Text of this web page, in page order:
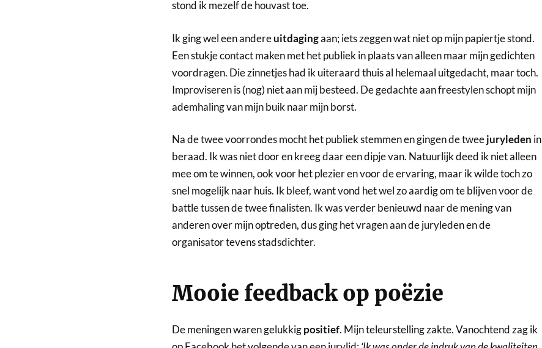
stond ik mezelf de houvast toe.
Ik ging wel een andereuitdagingaan; iets zeggen wat niet op mijn papiertje stond.
Een stukje contact maken met het publiek in plaats van alleen maar mijn gedichten
voordragen. Die zinnetjes had ik uiteraard thuis al helemaal uitgedacht, maar toch.
Improviseren is (nog) niet aan mij besteed. De gedachte aan freestylen schopt mijn
ademhaling van mijn buik naar mijn borst.
Na de twee voorrondes mocht het publiek stemmen en gingen de tweejuryleden in
beraad. Ik was niet door en kreeg daar een dipje van. Natuurlijk deed ik niet alleen
mee om te winnen, ook voor het plezier en voor de ervaring, maar ik wilde toch zo
snel mogelijk naar huis. Ik bleef, want vond het wel zo aardig om te blijven voor de
battle tussen de twee finalisten. Ik was verder benieuwd naar de mening van
anderen over mijn optreden, dus ging het vragen aan de juryleden en de
organisator tevens stadsdichter.
Mooie feedback op poëzie
De meningen waren gelukkigpositief. Mijn teleurstelling zakte. Vanochtend zag ik